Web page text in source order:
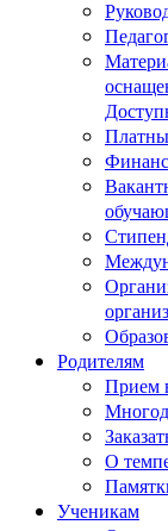
Родителям
Прием
О
Ученикам